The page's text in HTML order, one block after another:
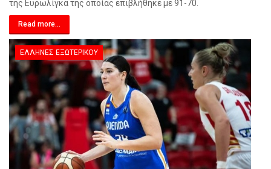
της Ευρωλίγκα της οποίας επιβλήθηκε με 91-70.
Read more...
ΈΛΛΗΝΕΣ ΕΞΩΤΕΡΙΚΟΎ